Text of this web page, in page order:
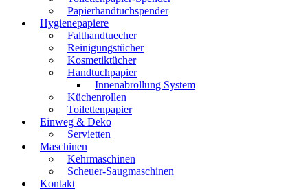
Papierhandtuchspender
Hygienepapiere
Falthandtuecher
Reinigungstücher
Kosmetiktücher
Handtuchpapier
Innenabrollung System
Küchenrollen
Toilettenpapier
Einweg & Deko
Servietten
Maschinen
Kehrmaschinen
Scheuer-Saugmaschinen
Kontakt